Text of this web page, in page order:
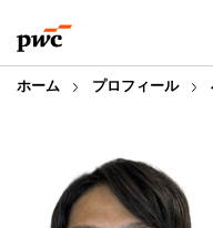
to
content
to
footer
ホーム プロフィール